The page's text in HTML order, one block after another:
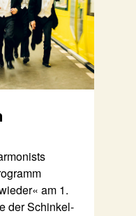
am 1.
der Schinkel-